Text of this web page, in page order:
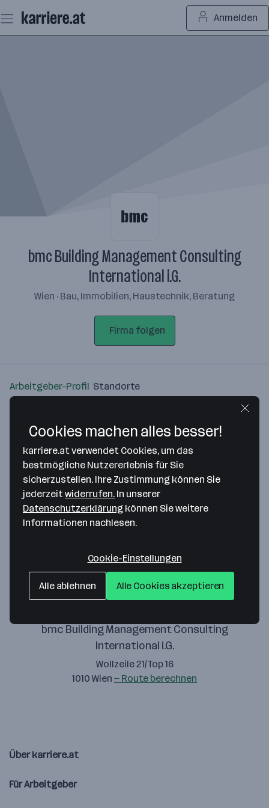
Seiteninhalt
springen
Anmelden
bmc Building Management Consulting
International i.G.
Wien · Bau, Immobilien, Haustechnik, Beratung
Firma folgen
Arbeitgeber-Profil Standorte
Bitte stimme unseren Cookie-
Richtlinien zu, um diese Karte
anzuzeigen.
bmc Building Management Consulting
International i.G.
Wollzeile 21/Top 16
1010 Wien — Route berechnen
Über karriere.at
Für Arbeitgeber
Cookies machen alles besser!
karriere.at verwendet Cookies, um das
bestmögliche Nutzererlebnis für Sie
sicherzustellen. Ihre Zustimmung können Sie
jederzeitwiderrufen. In unserer
Datenschutzerklärung können Sie weitere
Informationen nachlesen.
Cookie-Einstellungen
Alle ablehnen Alle Cookies akzeptieren